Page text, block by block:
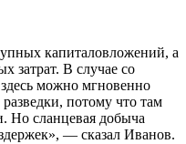
капиталовложений, а
затрат. В случае со
можно мгновенно
потому что там
Но сланцевая добыча
— сказал Иванов.